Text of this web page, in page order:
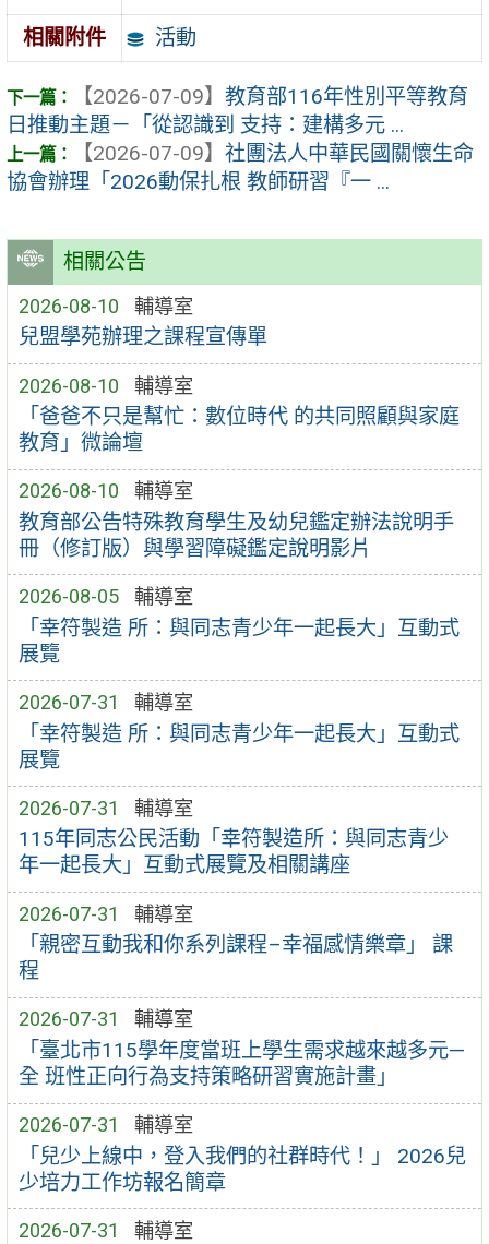
相關公告
2026-08-10 輔導室
兒盟學苑辦理之課程宣傳單
2026-08-10 輔導室
「爸爸不只是幫忙：數位時代 的共同照顧與家庭
教育」微論壇
2026-08-10 輔導室
教育部公告特殊教育學生及幼兒鑑定辦法說明手
冊（修訂版）與學習障礙鑑定說明影片
2026-08-05 輔導室
「幸符製造 所：與同志青少年一起長大」互動式
展覽
2026-07-31 輔導室
「幸符製造 所：與同志青少年一起長大」互動式
展覽
2026-07-31 輔導室
115年同志公民活動「幸符製造所：與同志青少
年一起長大」互動式展覽及相關講座
2026-07-31 輔導室
「親密互動我和你系列課程–幸福感情樂章」 課
程
2026-07-31 輔導室
「臺北市115學年度當班上學生需求越來越多元—
全 班性正向行為支持策略研習實施計畫」
2026-07-31 輔導室
「兒少上線中，登入我們的社群時代！」 2026兒
少培力工作坊報名簡章
2026-07-31 輔導室
相關附件
活動
【2026-07-09】 教育部116年性別平等教育
日推動主題－「從認識到 支持：建構多元 ...
【2026-07-09】 社團法人中華民國關懷生命
協會辦理「2026動保扎根 教師研習『一 ...